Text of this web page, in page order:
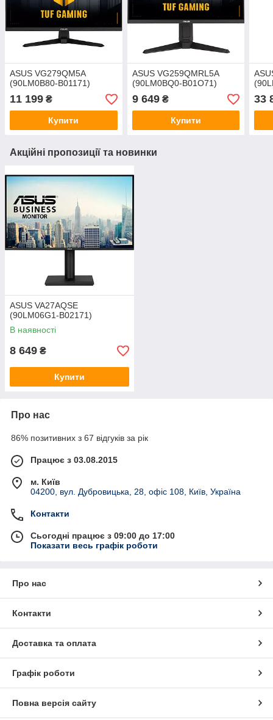
ASUS VG279QM5A
(90LM0B80-B01171)
11 199 ₴
Купити
ASUS VG259QMRL5A
(90LM0BQ0-B01O71)
9 649₴
Купити
33
Акційні пропозиції та новинки
ASUS VA27AQSE
(90LM06G1-B02171)
В наявності
8 649 ₴
Купити
Про нас
86% позитивних з 67 відгуків за рік
Працює з 03.08.2015
м. Київ
04200, вул. Дубровицька, 28, офіс 108, Київ, Україна
Контакти
Сьогодні працює з 09:00 до 17:00
Показати весь графік роботи
Про нас
Контакти
Доставка та оплата
Графік роботи
Повна версія сайту